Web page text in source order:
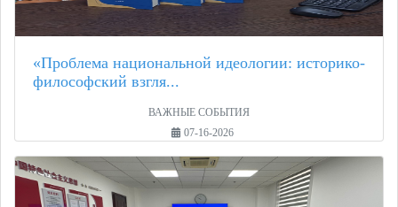
«Проблема национальной идеологии: историко-
философский взгля...
ВАЖНЫЕ СОБЫТИЯ
07-16-2026